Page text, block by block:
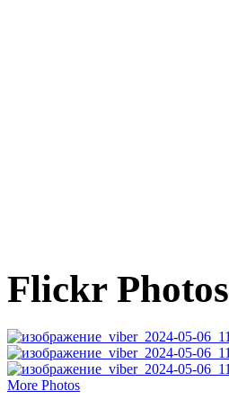
Flickr Photos
More Photos